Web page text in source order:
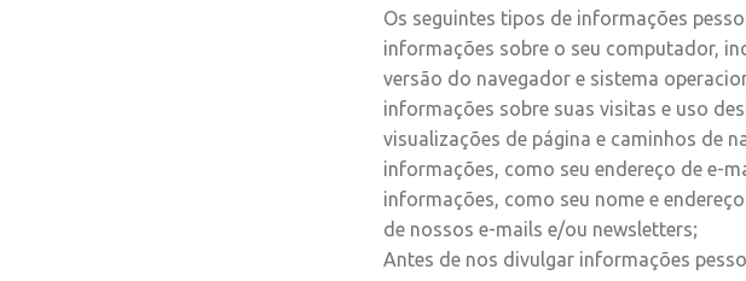
Os seguintes tipos de informações
informações sobre o seu computador,
versão do navegador e sistema
informações sobre suas visitas e uso
visualizações de página e caminhos de
informações, como seu endereço de e-
informações, como seu nome e
de nossos e-mails e/ou newsletters;
Antes de nos divulgar informações